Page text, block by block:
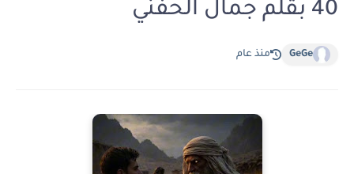
40 بقلم جمال الحفني
GeGe منذ عام